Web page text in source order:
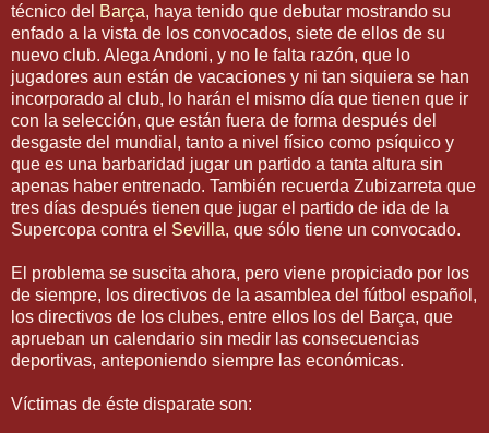
técnico del Barça, haya tenido que debutar mostrando su
enfado a la vista de los convocados, siete de ellos de su
nuevo club. Alega Andoni, y no le falta razón, que lo
jugadores aun están de vacaciones y ni tan siquiera se han
incorporado al club, lo harán el mismo día que tienen que ir
con la selección, que están fuera de forma después del
desgaste del mundial, tanto a nivel físico como psíquico y
que es una barbaridad jugar un partido a tanta altura sin
apenas haber entrenado. También recuerda Zubizarreta que
tres días después tienen que jugar el partido de ida de la
Supercopa contra el Sevilla, que sólo tiene un convocado.
El problema se suscita ahora, pero viene propiciado por los
de siempre, los directivos de la asamblea del fútbol español,
los directivos de los clubes, entre ellos los del Barça, que
aprueban un calendario sin medir las consecuencias
deportivas, anteponiendo siempre las económicas.
Víctimas de éste disparate son: